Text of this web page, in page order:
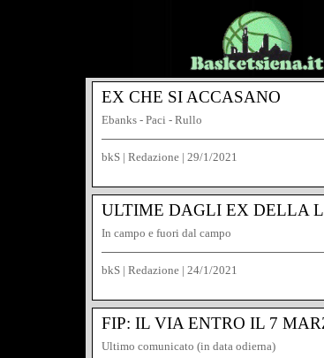
EX CHE SI ACCASANO
Ebanks - Paci - Rullo
bkS | Redazione | 29/1/2021
ULTIME DAGLI EX DELLA
In campo e fuori dal campo
bkS | Redazione | 24/1/2021
FIP: IL VIA ENTRO IL 7
Ultimo comunicato (in data odierna)